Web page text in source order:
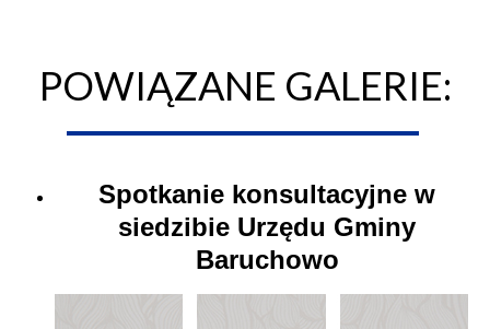
POWIĄZANE GALERIE:
Spotkanie konsultacyjne w
siedzibie Urzędu Gminy
Baruchowo